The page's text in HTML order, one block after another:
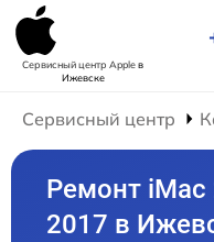
Сервисный центр Appleв
Ижевске
Сервисный центр
Ремонт iMac
2017 в